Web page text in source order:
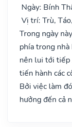
Ngày: Bính
Vị trí: Trù,
Trong ngày
phía trong
nên lui tới tiếp
tiến hành các
Bởi việc làm
hưởng đến cả